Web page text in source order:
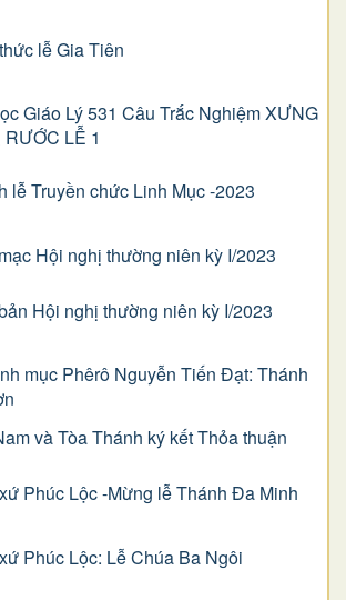
lễ Gia Tiên
Giáo Lý 531 Câu Trắc Nghiệm XƯNG
RƯỚC LỄ 1
lễ Truyền chức Linh Mục -2023
Hội nghị thường niên kỳ I/2023
Hội nghị thường niên kỳ I/2023
mục Phêrô Nguyễn Tiến Đạt: Thánh
và Tòa Thánh ký kết Thỏa thuận
Phúc Lộc -Mừng lễ Thánh Đa Minh
Phúc Lộc: Lễ Chúa Ba Ngôi